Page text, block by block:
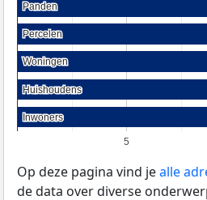
5
Panden
Panden
Percelen
Percelen
Woningen
Woningen
Huishoudens
Huishoudens
Inwoners
Inwoners
Op deze pagina vind jealle
de data over diverse